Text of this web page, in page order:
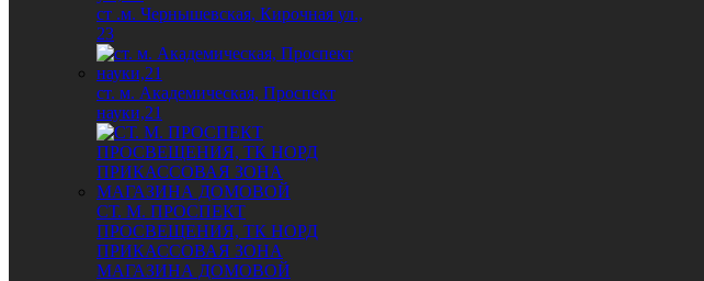
ст .м. Чернышевская, Кирочная ул.,
23
ст. м. Академическая, Проспект
науки,21
СТ. М. ПРОСПЕКТ
ПРОСВЕЩЕНИЯ, ТК НОРД
ПРИКАССОВАЯ ЗОНА
МАГАЗИНА ДОМОВОЙ